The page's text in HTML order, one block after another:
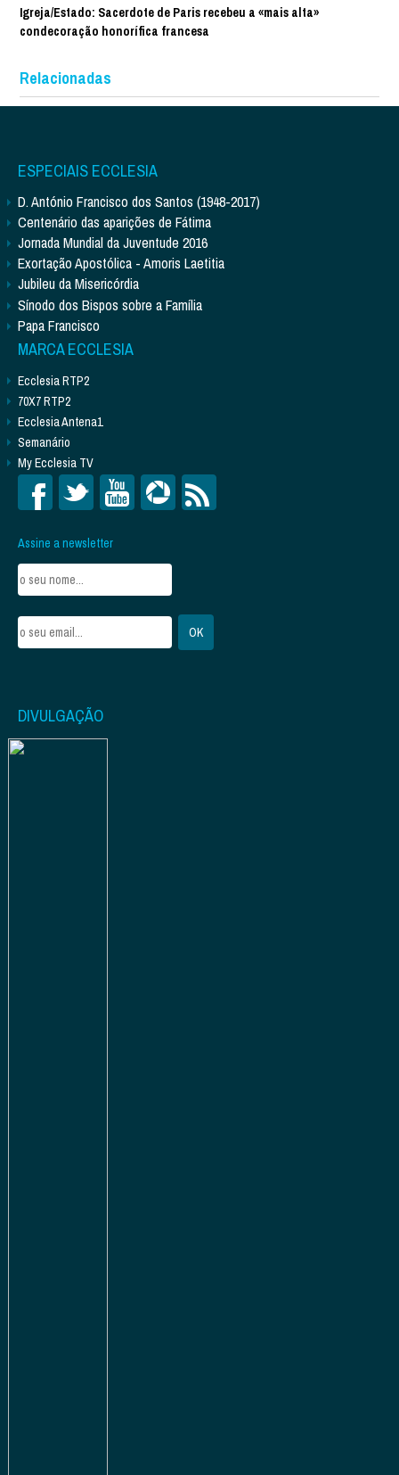
Igreja/Estado: Sacerdote de Paris recebeu a «mais alta»
condecoração honorífica francesa
Relacionadas
ESPECIAIS ECCLESIA
D. António Francisco dos Santos (1948-2017)
Centenário das aparições de Fátima
Jornada Mundial da Juventude 2016
Exortação Apostólica - Amoris Laetitia
Jubileu da Misericórdia
Sínodo dos Bispos sobre a Família
Papa Francisco
MARCA ECCLESIA
Ecclesia RTP2
70X7 RTP2
Ecclesia Antena1
Semanário
My Ecclesia TV
Assine a newsletter
DIVULGAÇÃO